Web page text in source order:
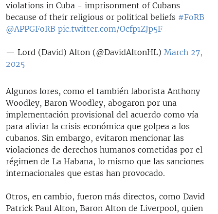
violations in Cuba - imprisonment of Cubans
because of their religious or political beliefs #FoRB
@APPGFoRB pic.twitter.com/Ocfp1ZJp5F
— Lord (David) Alton (@DavidAltonHL) March 27,
2025
Algunos lores, como el también laborista Anthony
Woodley, Baron Woodley, abogaron por una
implementación provisional del acuerdo como vía
para aliviar la crisis económica que golpea a los
cubanos. Sin embargo, evitaron mencionar las
violaciones de derechos humanos cometidas por el
régimen de La Habana, lo mismo que las sanciones
internacionales que estas han provocado.
Otros, en cambio, fueron más directos, como David
Patrick Paul Alton, Baron Alton de Liverpool, quien